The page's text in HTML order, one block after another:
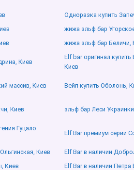
Одноразка купить
жижа эльф бар
жижа эльф бар Беличи,
Киев
Elf bar оригинал
Киев
массив, Киев Вейп купить Оболонь,
Киев эльф бар Леси
Гуцало
Elf Bar премиум серии
Киев
Elf Bar в наличии
Киев Elf Bar в наличии Петра